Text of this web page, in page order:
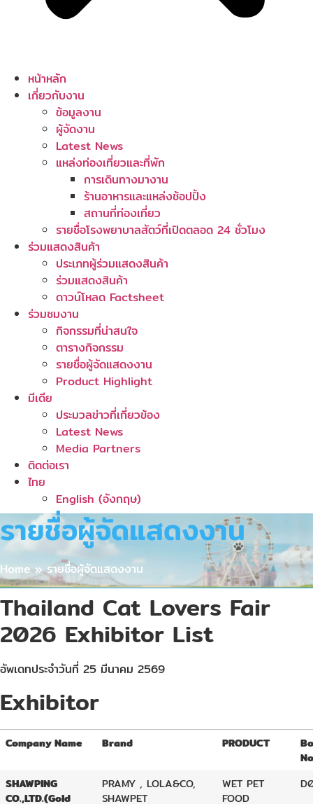
หน้าหลัก
เกี่ยวกับงาน
ข้อมูลงาน
ผู้จัดงาน
Latest News
แหล่งท่องเที่ยวและที่พัก
การเดินทางมางาน
ร้านอาหารและแหล่งช้อปปิ้ง
สถานที่ท่องเที่ยว
รายชื่อโรงพยาบาลสัตว์ที่เปิดตลอด 24 ชั่วโมง
ร่วมแสดงสินค้า
ประเภทผู้ร่วมแสดงสินค้า
ร่วมแสดงสินค้า
ดาวน์โหลด Factsheet
ร่วมชมงาน
กิจกรรมที่น่าสนใจ
ตารางกิจกรรม
รายชื่อผู้จัดแสดงงาน
Product Highlight
มีเดีย
ประมวลข่าวที่เกี่ยวข้อง
Latest News
Media Partners
ติดต่อเรา
ไทย
English (อังกฤษ)
รายชื่อผู้จัดแสดงงาน
Home »รายชื่อผู้จัดแสดงงาน
Thailand Cat Lovers Fair
2026 Exhibitor List
อัพเดทประจำวันที่ 25 มีนาคม 2569
Exhibitor
Company Name Brand PRODUCT
SHAWPING
CO.,LTD.(Gold
PRAMY , LOLA&CO,
SHAWPET
WET PET
FOOD